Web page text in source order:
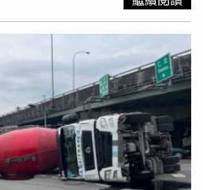
上午發生路面塌陷意外，導致民
公司獲報後，立即派遣預拌混泥
想到作業過程中坑洞突再次崩
坑吞噬，造成一名42歲蘇姓駕駛
後已無大礙。消息在臉書曝光
太誇張了」、「夭壽喔…好離
太可怕了」、「雨實在太大，台
用車都不在這，不然應該是一整
形成還是施工不良釀禍，仍待相